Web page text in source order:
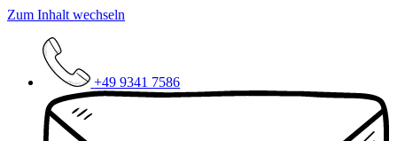
Zum Inhalt wechseln
+49 9341 7586